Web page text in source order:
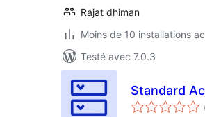
Rajat dhiman
Moins de 10 installations
Testé avec 7.0.3
Standard